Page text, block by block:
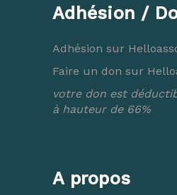
Adhésion /
Adhésion sur
Faire un don sur
votre don est
à hauteur de 66%
A propos